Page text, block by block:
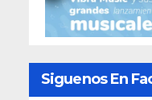
Siguenos En